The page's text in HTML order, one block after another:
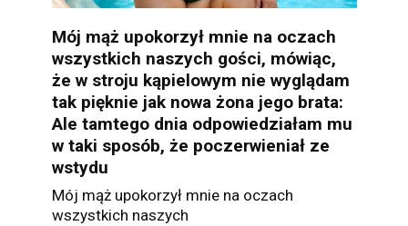
Mój mąż upokorzył mnie na oczach
wszystkich naszych gości, mówiąc,
że w stroju kąpielowym nie wyglądam
tak pięknie jak nowa żona jego brata:
Ale tamtego dnia odpowiedziałam mu
w taki sposób, że poczerwieniał ze
wstydu
Mój mąż upokorzył mnie na oczach
wszystkich naszych